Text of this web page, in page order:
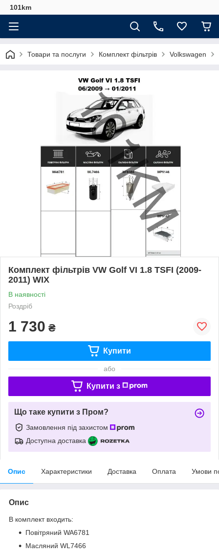
101km
Товари та послуги Комплект фільтрів Volkswagen
Комплект фільтрів VW Golf VI 1.8 TSFI (2009-
2011) WIX
В наявності
Роздріб
1 730 ₴
Купити
або
Купити з
Що таке купити з Пром?
Замовлення під захистом
Доступна доставка
Опис Характеристики Доставка Оплата Умови
Опис
В комплект входить:
Повітряний WA6781
Масляний WL7466